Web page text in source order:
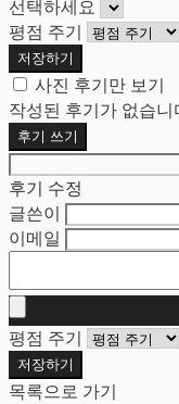
선택하세요
평점 주기
저장하기
사진 후기만 보기
작성된 후기가 없습니
후기 쓰기
후기 수정
글쓴이
이메일
평점 주기
저장하기
목록으로 가기